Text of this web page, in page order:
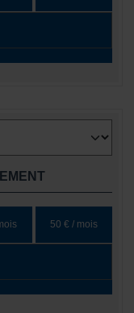
/ mois 50 € / mois